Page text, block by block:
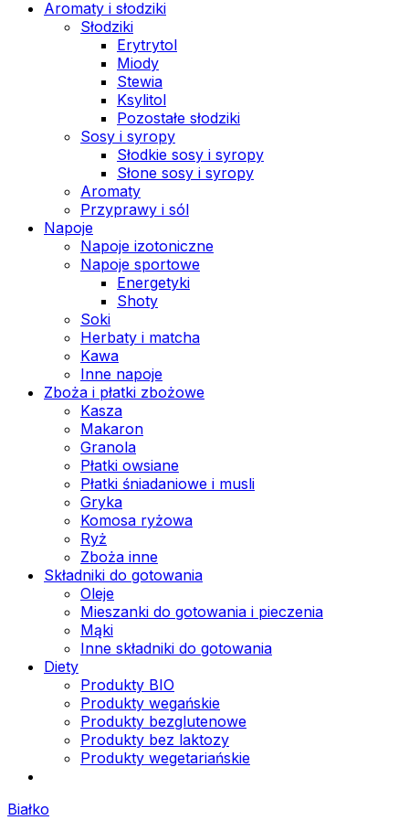
Aromaty i słodziki
Słodziki
Erytrytol
Miody
Stewia
Ksylitol
Pozostałe słodziki
Sosy i syropy
Słodkie sosy i syropy
Słone sosy i syropy
Aromaty
Przyprawy i sól
Napoje
Napoje izotoniczne
Napoje sportowe
Energetyki
Shoty
Soki
Herbaty i matcha
Kawa
Inne napoje
Zboża i płatki zbożowe
Kasza
Makaron
Granola
Płatki owsiane
Płatki śniadaniowe i musli
Gryka
Komosa ryżowa
Ryż
Zboża inne
Składniki do gotowania
Oleje
Mieszanki do gotowania i pieczenia
Mąki
Inne składniki do gotowania
Diety
Produkty BIO
Produkty wegańskie
Produkty bezglutenowe
Produkty bez laktozy
Produkty wegetariańskie
Białko